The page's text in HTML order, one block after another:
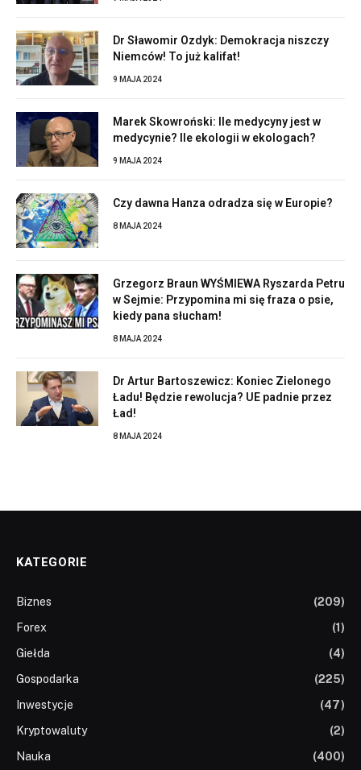
Dr Sławomir Ozdyk: Demokracja niszczy
Niemców! To już kalifat!
9 MAJA 2024
Marek Skowroński: Ile medycyny jest w
medycynie? Ile ekologii w ekologach?
9 MAJA 2024
Czy dawna Hanza odradza się w Europie?
8 MAJA 2024
Grzegorz Braun WYŚMIEWA Ryszarda Petru
w Sejmie: Przypomina mi się fraza o psie,
kiedy pana słucham!
8 MAJA 2024
Dr Artur Bartoszewicz: Koniec Zielonego
Ładu! Będzie rewolucja? UE padnie przez
Ład!
8 MAJA 2024
KATEGORIE
Biznes
(209)
Forex
(1)
Giełda
(4)
Gospodarka
(225)
Inwestycje
(47)
Kryptowaluty
(2)
Nauka
(400)